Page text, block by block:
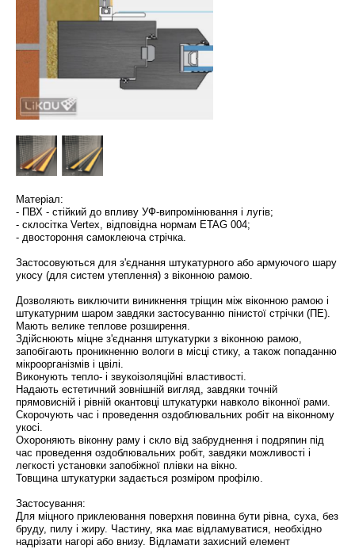
Матеріал:
- ПВХ - стійкий до впливу УФ-випромінювання і лугів;
- склосітка Vertex, відповідна нормам ETAG 004;
- двостороння самоклеюча стрічка.
Застосовуються для з'єднання штукатурного або армуючого шару
укосу (для систем утеплення) з віконною рамою.
Дозволяють виключити виникнення тріщин між віконною рамою і
штукатурним шаром завдяки застосуванню пінистої стрічки (ПЕ).
Мають велике теплове розширення.
Здійснюють міцне з'єднання штукатурки з віконною рамою,
запобігають проникненню вологи в місці стику, а також попаданню
мікроорганізмів і цвілі.
Виконують тепло- і звукоізоляційні властивості.
Надають естетичний зовнішній вигляд, завдяки точній
прямовисній і рівній окантовці штукатурки навколо віконної рами.
Скорочують час і проведення оздоблювальних робіт на віконному
укосі.
Охороняють віконну раму і скло від забруднення і подряпин під
час проведення оздоблювальних робіт, завдяки можливості і
легкості установки запобіжної плівки на вікно.
Товщина штукатурки задається розміром профілю.
Застосування:
Для міцного приклеювання поверхня повинна бути рівна, суха, без
бруду, пилу і жиру. Частину, яка має відламуватися, необхідно
надрізати нагорі або внизу. Відламати захисний елемент